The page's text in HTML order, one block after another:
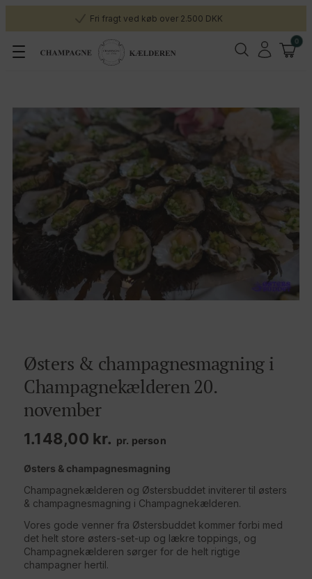
Fri fragt ved køb over 2.500 DKK
0
Østers & champagnesmagning i
Champagnekælderen 20.
november
1.148,00 kr. pr. person
Østers & champagnesmagning
Champagnekælderen og Østersbuddet inviterer til østers
& champagnesmagning i Champagnekælderen.
Vores gode venner fra Østersbuddet kommer forbi med
det helt store østers-set-up og lækre toppings, og
Champagnekælderen sørger for de helt rigtige
champagner hertil.